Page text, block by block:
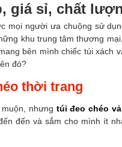
giá sỉ, chất
mọi người ưa chuộng sử
khu trung tâm thương
bên mình chiếc túi xách
đó?
thời trang
nhưng túi đeo chéo
đến và sắm cho mình ít